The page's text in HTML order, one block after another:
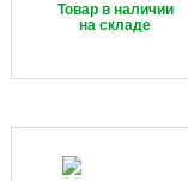
Товар в наличии
на складе